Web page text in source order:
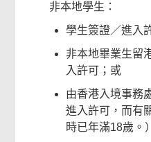
非本地學生：
學生簽證／進入
非本地畢業生留
入許可；或
由香港入境事務
進入許可，而有
時已年滿18歲。）